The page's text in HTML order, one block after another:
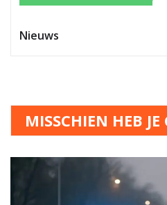
Nieuws
MISSCHIEN HEB JE